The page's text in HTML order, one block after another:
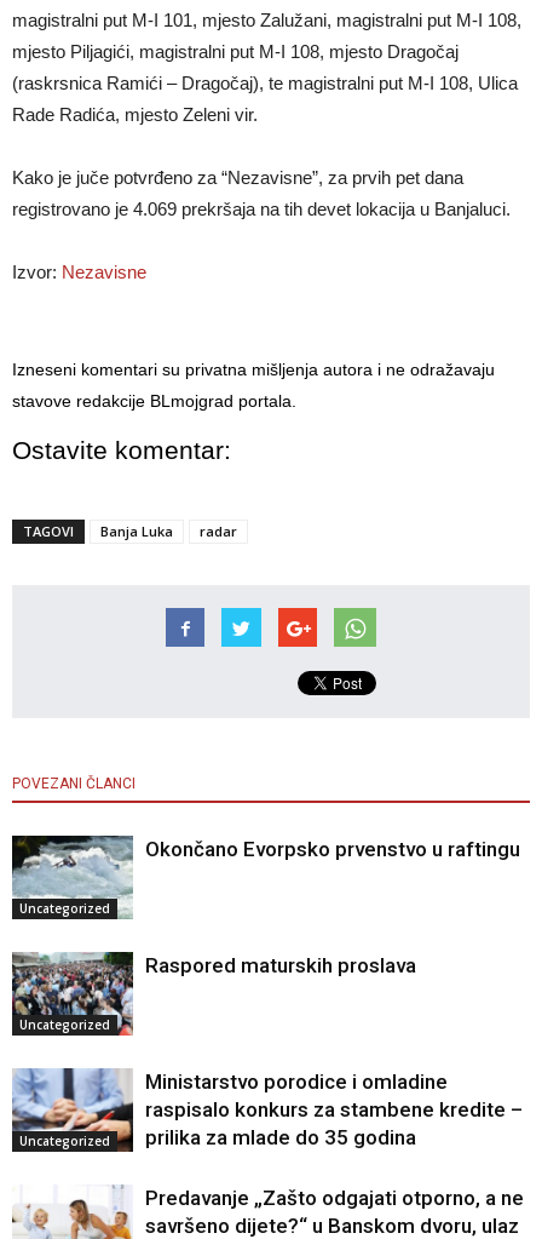
magistralni put M-I 101, mjesto Zalužani, magistralni put M-I 108,
mjesto Piljagići, magistralni put M-I 108, mjesto Dragočaj
(raskrsnica Ramići – Dragočaj), te magistralni put M-I 108, Ulica
Rade Radića, mjesto Zeleni vir.
Kako je juče potvrđeno za “Nezavisne”, za prvih pet dana
registrovano je 4.069 prekršaja na tih devet lokacija u Banjaluci.
Izvor: Nezavisne
Izneseni komentari su privatna mišljenja autora i ne odražavaju
stavove redakcije BLmojgrad portala.
Ostavite komentar:
TAGOVI Banja Luka radar
POVEZANI ČLANCI
Uncategorized
Okončano Evorpsko prvenstvo u raftingu
Uncategorized
Raspored maturskih proslava
Uncategorized
Ministarstvo porodice i omladine
raspisalo konkurs za stambene kredite –
prilika za mlade do 35 godina
Predavanje „Zašto odgajati otporno, a ne
savršeno dijete?“ u Banskom dvoru, ulaz